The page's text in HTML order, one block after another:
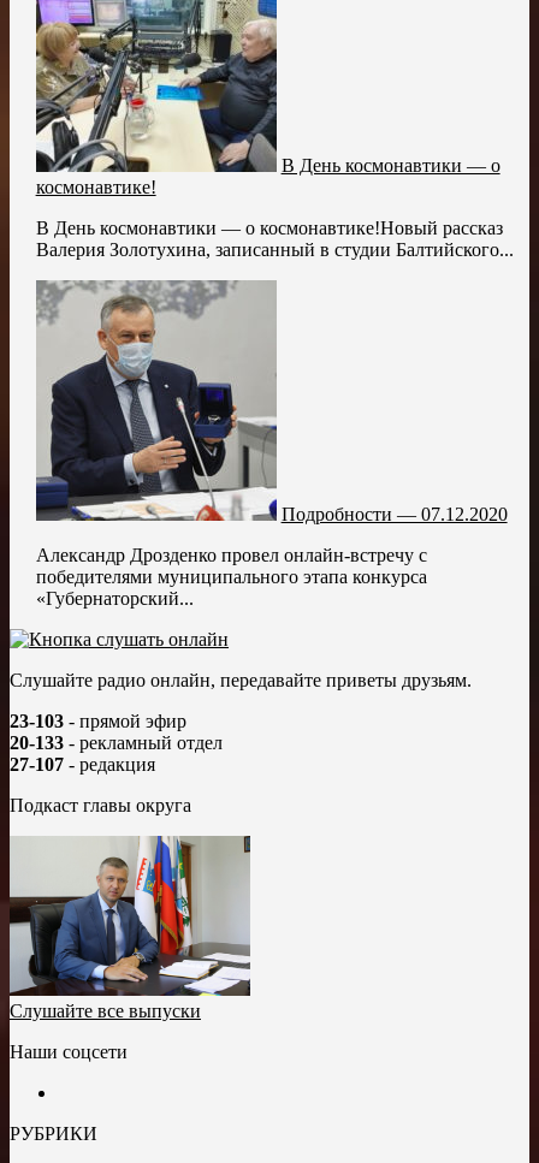
В День космонавтики — о
космонавтике!
В День космонавтики — о космонавтике!Новый рассказ
Валерия Золотухина, записанный в студии Балтийского...
Подробности — 07.12.2020
Александр Дрозденко провел онлайн-встречу с
победителями муниципального этапа конкурса
«Губернаторский...
Слушайте радио онлайн, передавайте приветы друзьям.
23-103 - прямой эфир
20-133 - рекламный отдел
27-107 - редакция
Подкаст главы округа
Слушайте все выпуски
Наши соцсети
РУБРИКИ